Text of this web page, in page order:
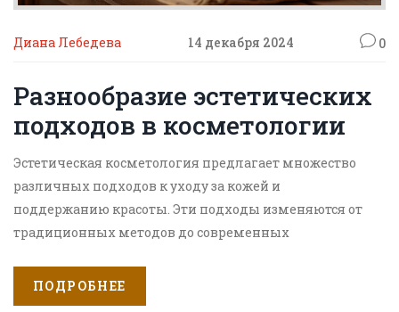
Диана Лебедева 14 декабря 2024 0
Разнообразие эстетических
подходов в косметологии
Эстетическая косметология предлагает множество
различных подходов к уходу за кожей и
поддержанию красоты. Эти подходы изменяются от
традиционных методов до современных
различные виды эстетики, такие как натуральные
состоятия для кожи, инновационные аппаратные
ПОДРОБНЕЕ